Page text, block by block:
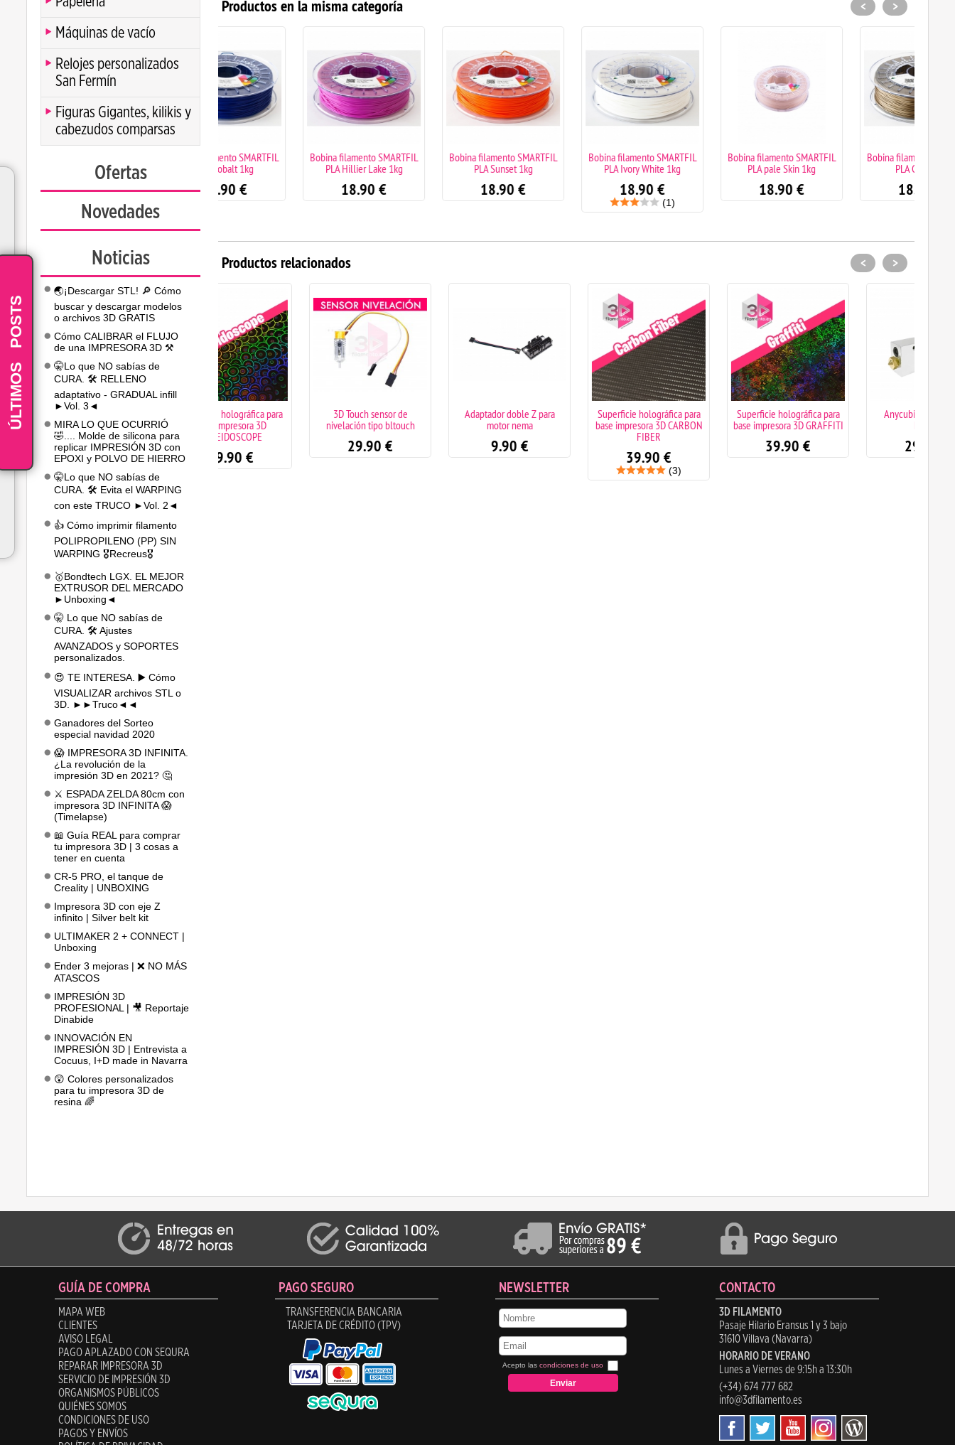
Máquinas de vacío
Relojes personalizados
San Fermín
Figuras Gigantes, kilikis y
cabezudos comparsas
Ofertas
Novedades
Noticias
🌏¡Descargar STL! 🔎 Cómo
buscar y descargar modelos
o archivos 3D GRATIS
Cómo CALIBRAR el FLUJO
de una IMPRESORA 3D ⚒️
🤫Lo que NO sabías de
CURA. 🛠️ RELLENO
adaptativo - GRADUAL infill
►Vol. 3◄
MIRA LO QUE OCURRIÓ
🤣.... Molde de silicona para
replicar IMPRESIÓN 3D con
EPOXI y POLVO DE HIERRO
🤫Lo que NO sabías de
CURA. 🛠️ Evita el WARPING
con este TRUCO ►Vol. 2◄
👍 Cómo imprimir filamento
POLIPROPILENO (PP) SIN
WARPING 🎖️Recreus🎖️
🥇Bondtech LGX. EL MEJOR
EXTRUSOR DEL MERCADO
►Unboxing◄
🤫 Lo que NO sabías de
CURA. 🛠️ Ajustes
AVANZADOS y SOPORTES
personalizados.
😍 TE INTERESA. ▶️ Cómo
VISUALIZAR archivos STL o
3D. ►►Truco◄◄
Ganadores del Sorteo
especial navidad 2020
😱 IMPRESORA 3D INFINITA.
¿La revolución de la
impresión 3D en 2021? 🤔
⚔️ ESPADA ZELDA 80cm con
impresora 3D INFINITA 😱
(Timelapse)
📖 Guía REAL para comprar
tu impresora 3D | 3 cosas a
tener en cuenta
CR-5 PRO, el tanque de
Creality | UNBOXING
Impresora 3D con eje Z
infinito | Silver belt kit
ULTIMAKER 2 + CONNECT |
Unboxing
Ender 3 mejoras | ❌ NO MÁS
ATASCOS
IMPRESIÓN 3D
PROFESIONAL | 🎥 Reportaje
Dinabide
INNOVACIÓN EN
IMPRESIÓN 3D | Entrevista a
Cocuus, I+D made in Navarra
😲 Colores personalizados
para tu impresora 3D de
resina 🌈
Productos en la misma categoría
PLA Cobalt 1kg
18.90€
Bobina filamento SMARTFIL
PLA Hillier Lake 1kg
Bobina filamento SMARTFIL
PLA Sunset 1kg
Bobina filamento SMARTFIL
PLA Ivory White 1kg
Bobina filamento SMARTFIL
PLA pale Skin 1kg
Bobina filamento SMARTFIL
< >
Productos relacionados
Superficie holográfica para
base impresora 3D
KALEIDOSCOPE
39.90€
3D Touch sensor de
nivelación tipo bltouch
Adaptador doble Z para
motor nema
Superficie holográfica para
base impresora 3D CARBON
39.90
Superficie holográfica para
base impresora 3D GRAFFITI
Anycubic kobra 2 serie
hotend
< >
GUÍA DE COMPRA
MAPA WEB
CLIENTES
AVISO LEGAL
PAGO APLAZADO CON SEQURA
REPARAR IMPRESORA 3D
SERVICIO DE IMPRESIÓN 3D
ORGANISMOS PÚBLICOS
QUIÉNES SOMOS
CONDICIONES DE USO
PAGOS Y ENVÍOS
PAGO SEGURO
TRANSFERENCIA BANCARIA
TARJETA DE CRÉDITO (TPV)
NEWSLETTER
Acepto las condiciones de uso
CONTACTO
3D FILAMENTO
Pasaje Hilario Eransus 1 y 3 bajo
31610 Villava (Navarra)
HORARIO DE VERANO
Lunes a Viernes de 9:15h a 13:30h
(+34) 674 777 682
info@3dfilamento.es
ÚLTIMOS
POSTS